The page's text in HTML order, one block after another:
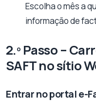
Escolha o mês a
informação de
2.º Passo –
SAFT no sítio
Entrar no portal e-